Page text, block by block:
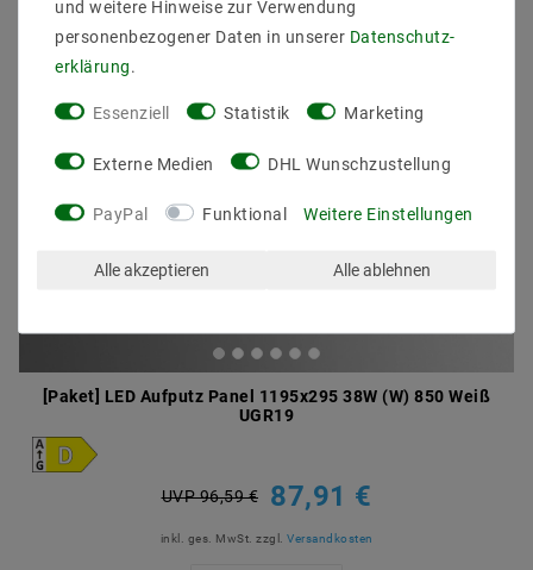
[Paket] LED Aufputz Panel 1195x295 38W (W) 850 Weiß
UGR19
UVP 96,59 € 87,91 €
inkl. ges. MwSt. zzgl. Versandkosten
und weitere Hinweise zur Verwendung
personenbezogener Daten in unserer Daten­schutz­
erklärung.
Essenziell Statistik Marketing
Externe Medien DHL Wunschzustellung
PayPal Funktional Weitere Einstellungen
Alle akzeptieren Alle ablehnen